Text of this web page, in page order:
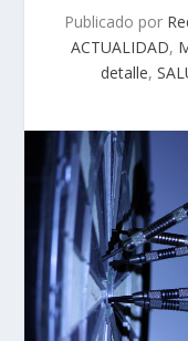
Publicado por
ACTUALIDAD,
detalle,